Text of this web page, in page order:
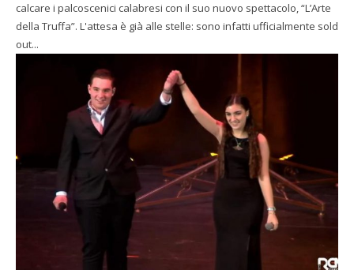
calcare i palcoscenici calabresi con il suo nuovo spettacolo, “L’Arte
della Truffa”. L'attesa è già alle stelle: sono infatti ufficialmente sold
out...